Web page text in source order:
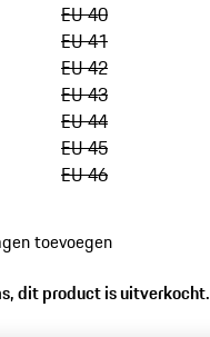
EU 40
EU 41
EU 42
EU 43
EU 44
EU 45
EU 46
toevoegen
dit product is uitverkocht.